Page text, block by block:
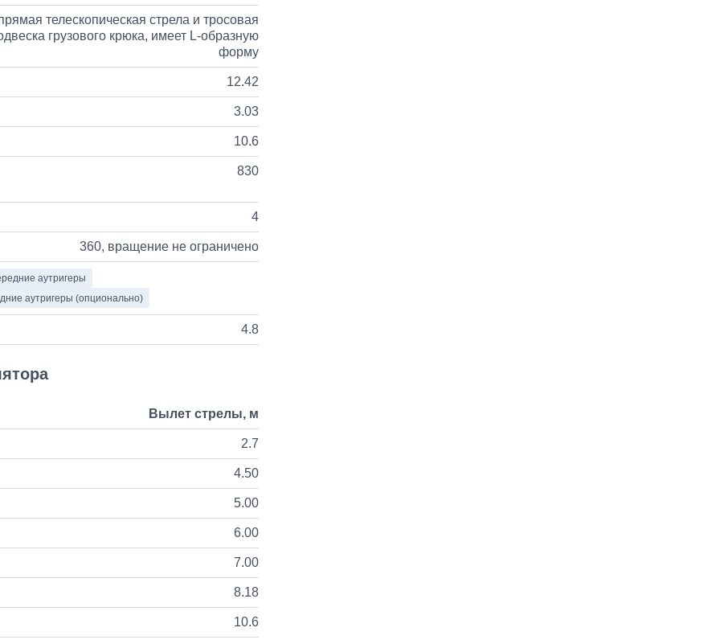
телескопическая стрела и тросовая
грузового крюка, имеет L-образную
форму
12.42
3.03
10.6
830
4
360, вращение не ограничено
аутригеры
аутригеры (опционально)
4.8
Вылет стрелы, м
2.7
4.50
5.00
6.00
7.00
8.18
10.6